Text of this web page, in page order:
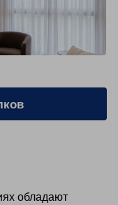
обладают